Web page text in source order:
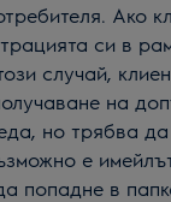
Ако
си в
случай,
на
но трябва
е
попадне в